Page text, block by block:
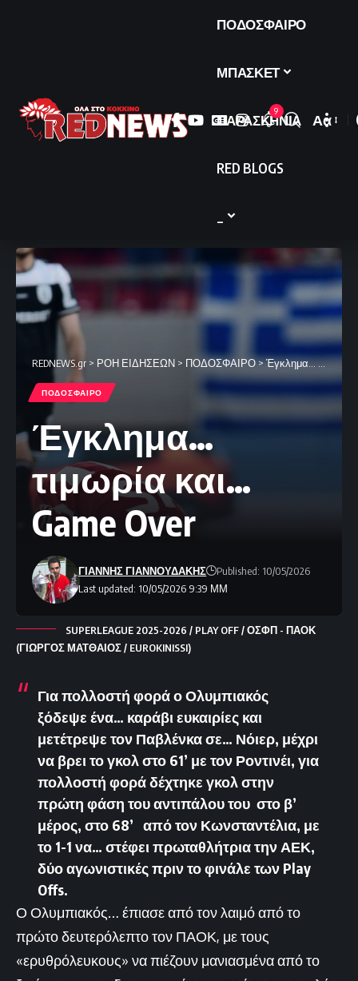
ΠΟΔΟΣΦΑΙΡΟ
ΜΠΑΣΚΕΤ
ΠΑΡΑΣΚΗΝΙΑ
RED BLOGS
9
Font
Αα
REDNEWS.gr > ΡΟΗ ΕΙΔΗΣΕΩΝ > ΠΟΔΟΣΦΑΙΡΟ>Έγκλημα… τιμωρία και… Game Over
ΠΟΔΟΣΦΑΙΡΟ
Έγκλημα…
τιμωρία και…
Game Over
Last updated: 10/05/2026 9:39 ΜΜ
ΓΙΑΝΝΗΣ ΓΙΑΝΝΟΥΔΑΚΗΣ Published: 10/05/2026
SUPERLEAGUE 2025-2026 / PLAY OFF / ΟΣΦΠ - ΠΑΟΚ
(ΓΙΩΡΓΟΣ ΜΑΤΘΑΙΟΣ / EUROKINISSI)
Για πολλοστή φορά ο Ολυμπιακός
ξόδεψε ένα… καράβι ευκαιρίες και
μετέτρεψε τον Παβλένκα σε… Νόιερ, μέχρι
να βρει το γκολ στο 61’ με τον Ροντινέι, για
πολλοστή φορά δέχτηκε γκολ στην
πρώτη φάση του αντιπάλου του στο β’
μέρος, στο 68’ από τον Κωνσταντέλια, με
το 1-1 να… στέφει πρωταθλήτρια την ΑΕΚ,
δύο αγωνιστικές πριν το φινάλε των Play
Offs.
Ο Ολυμπιακός… έπιασε από τον λαιμό από το
πρώτο δευτερόλεπτο τον ΠΑΟΚ, με τους
«ερυθρόλευκους» να πιέζουν μανιασμένα από το